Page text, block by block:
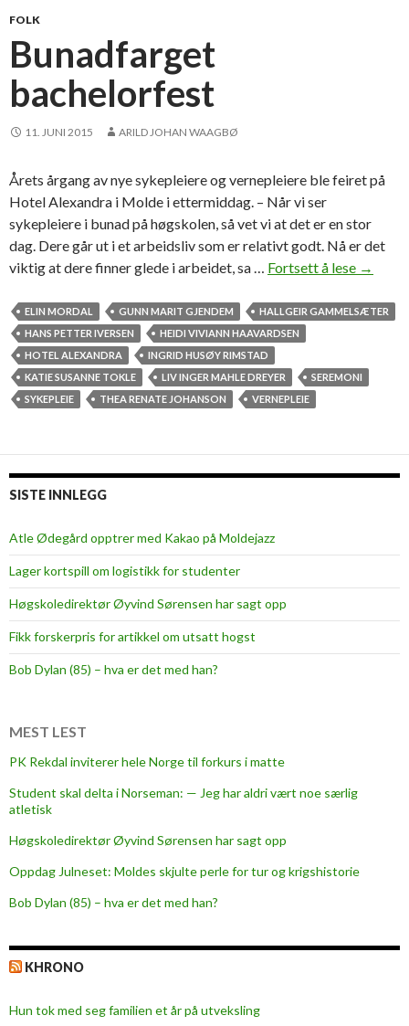
n
i
n
g
,
m
e
o
g
s
m
e
s
y
FOLK
Bunadfarget
bachelorfest
11. JUNI 2015 ARILD JOHAN WAAGBØ
Årets årgang av nye sykepleiere og vernepleiere ble feiret på
Hotel Alexandra i Molde i ettermiddag. – Når vi ser
sykepleiere i bunad på høgskolen, så vet vi at det er en stor
dag. Dere går ut i et arbeidsliv som er relativt godt. Nå er det
viktig at dere finner glede i arbeidet, sa … Fortsett å lese B
n
f
c
l
→
ELIN MORDAL GUNN MARIT GJENDEM
HALLGEIR GAMMELSÆTER
HANS PETTER IVERSEN
HEIDI VIVIANN HAAVARDSEN
HOTEL ALEXANDRA
INGRID HUSØY RIMSTAD
KATIE SUSANNE TOKLE
LIV INGER MAHLE DREYER
SEREMONI
SYKEPLEIE
THEA RENATE JOHANSON VERNEPLEIE
SISTE INNLEGG
Atle Ødegård opptrer med Kakao på Moldejazz
Lager kortspill om logistikk for studenter
Høgskoledirektør Øyvind Sørensen har sagt opp
Fikk forskerpris for artikkel om utsatt hogst
Bob Dylan (85) – hva er det med han?
MEST LEST
PK Rekdal inviterer hele Norge til forkurs i matte
Student skal delta i Norseman: — Jeg har aldri vært noe særlig
atletisk
Høgskoledirektør Øyvind Sørensen har sagt opp
Oppdag Julneset: Moldes skjulte perle for tur og krigshistorie
Bob Dylan (85) – hva er det med han?
KHRONO
Hun tok med seg familien et år på utveksling